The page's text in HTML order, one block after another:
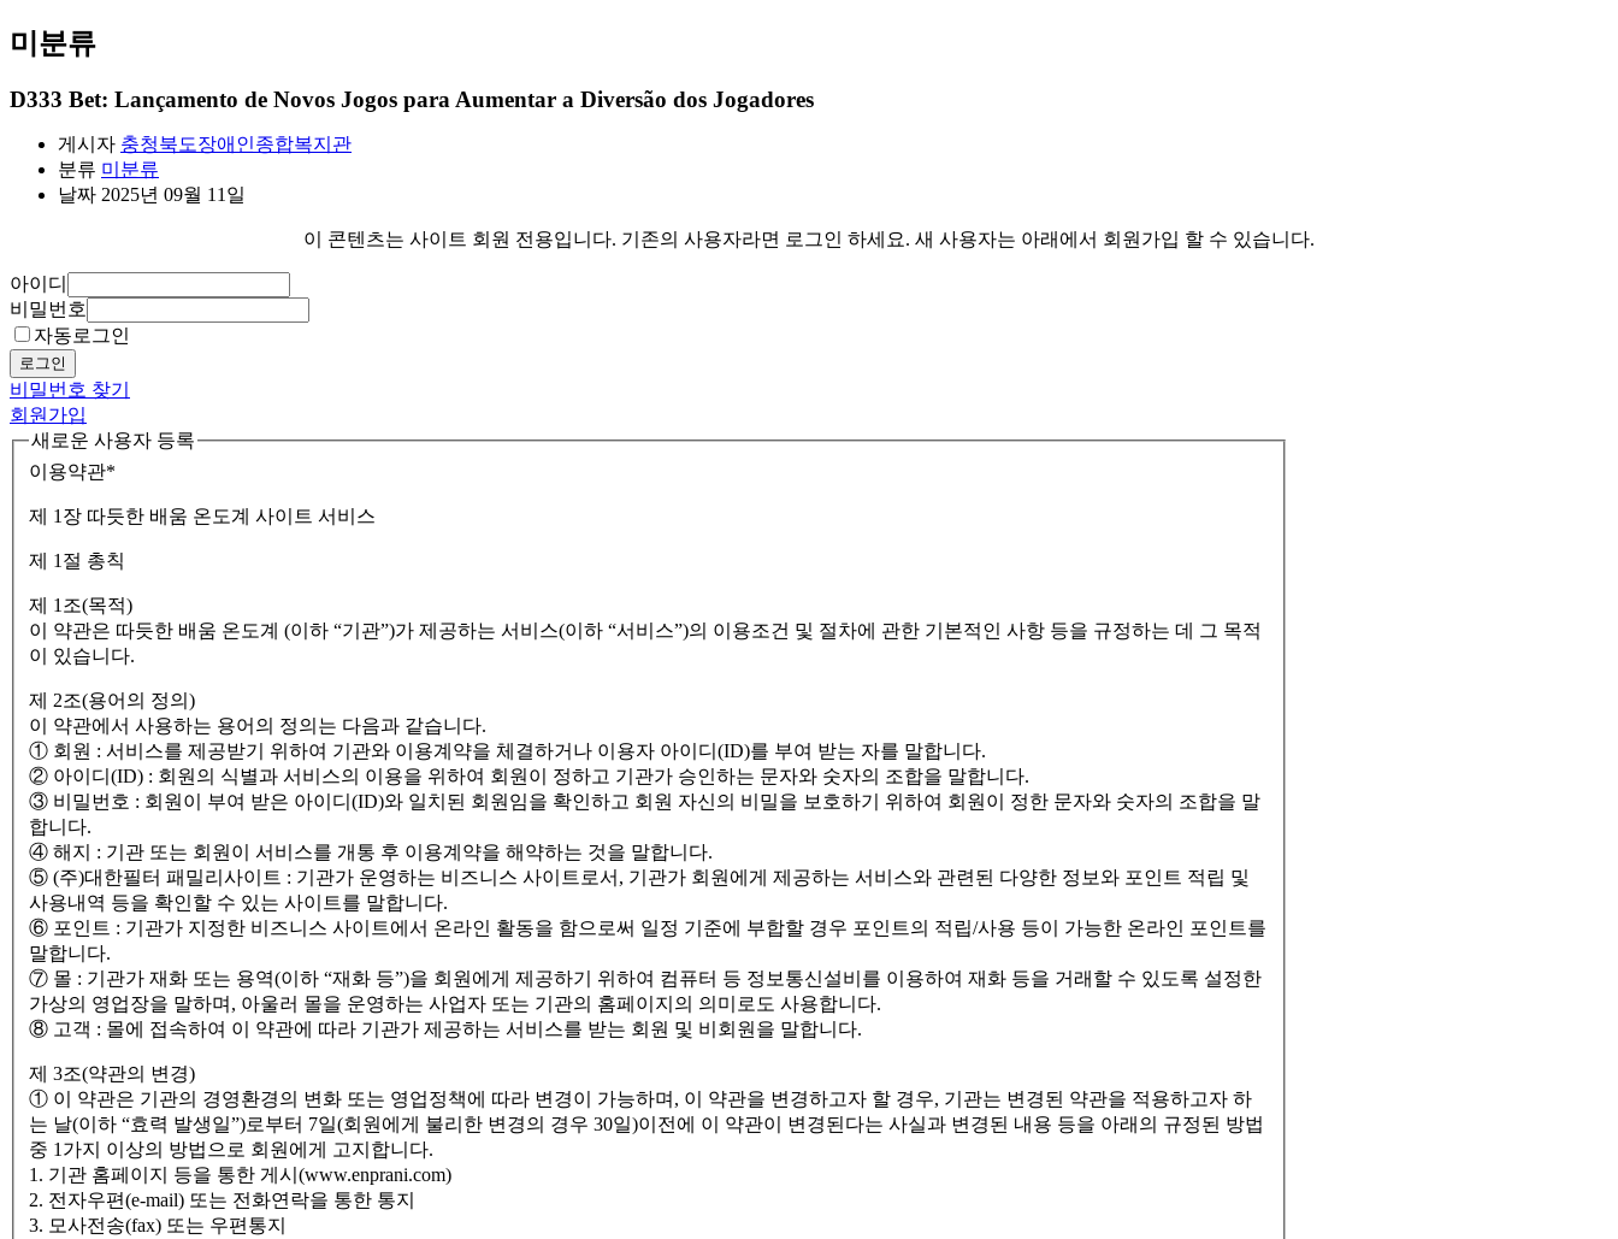
미분류
D333 Bet: Lançamento de Novos Jogos para Aumentar a Diversão dos Jogadores
게시자 충청북도장애인종합복지관
분류 미분류
날짜 2025년 09월 11일
이 콘텐츠는 사이트 회원 전용입니다. 기존의 사용자라면 로그인 하세요. 새 사용자는 아래에서 회원가입 할 수 있습니다.
아이디
비밀번호
자동로그인
로그인
비밀번호 찾기
회원가입
새로운 사용자 등록
이용약관*
제 1장 따듯한 배움 온도계 사이트 서비스
제 1절 총칙
제 1조(목적)
이 약관은 따듯한 배움 온도계 (이하 “기관”)가 제공하는 서비스(이하 “서비스”)의 이용조건 및 절차에 관한 기본적인 사항 등을 규정하는 데 그 목적
이 있습니다.
제 2조(용어의 정의)
이 약관에서 사용하는 용어의 정의는 다음과 같습니다.
① 회원 : 서비스를 제공받기 위하여 기관와 이용계약을 체결하거나 이용자 아이디(ID)를 부여 받는 자를 말합니다.
② 아이디(ID) : 회원의 식별과 서비스의 이용을 위하여 회원이 정하고 기관가 승인하는 문자와 숫자의 조합을 말합니다.
③ 비밀번호 : 회원이 부여 받은 아이디(ID)와 일치된 회원임을 확인하고 회원 자신의 비밀을 보호하기 위하여 회원이 정한 문자와 숫자의 조합을 말
합니다.
④ 해지 : 기관 또는 회원이 서비스를 개통 후 이용계약을 해약하는 것을 말합니다.
⑤ (주)대한필터 패밀리사이트 : 기관가 운영하는 비즈니스 사이트로서, 기관가 회원에게 제공하는 서비스와 관련된 다양한 정보와 포인트 적립 및
사용내역 등을 확인할 수 있는 사이트를 말합니다.
⑥ 포인트 : 기관가 지정한 비즈니스 사이트에서 온라인 활동을 함으로써 일정 기준에 부합할 경우 포인트의 적립/사용 등이 가능한 온라인 포인트를
말합니다.
⑦ 몰 : 기관가 재화 또는 용역(이하 “재화 등”)을 회원에게 제공하기 위하여 컴퓨터 등 정보통신설비를 이용하여 재화 등을 거래할 수 있도록 설정한
가상의 영업장을 말하며, 아울러 몰을 운영하는 사업자 또는 기관의 홈페이지의 의미로도 사용합니다.
⑧ 고객 : 몰에 접속하여 이 약관에 따라 기관가 제공하는 서비스를 받는 회원 및 비회원을 말합니다.
제 3조(약관의 변경)
① 이 약관은 기관의 경영환경의 변화 또는 영업정책에 따라 변경이 가능하며, 이 약관을 변경하고자 할 경우, 기관는 변경된 약관을 적용하고자 하
는 날(이하 “효력 발생일”)로부터 7일(회원에게 불리한 변경의 경우 30일)이전에 이 약관이 변경된다는 사실과 변경된 내용 등을 아래의 규정된 방법
중 1가지 이상의 방법으로 회원에게 고지합니다.
1. 기관 홈페이지 등을 통한 게시(www.enprani.com)
2. 전자우편(e-mail) 또는 전화연락을 통한 통지
3. 모사전송(fax) 또는 우편통지